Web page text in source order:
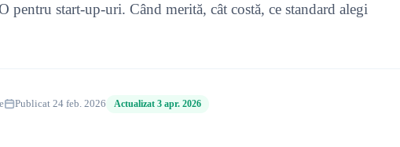
pentru start-up-uri. Când merită, cât costă, ce standard alegi
Publicat 24 feb. 2026 Actualizat 3 apr. 2026